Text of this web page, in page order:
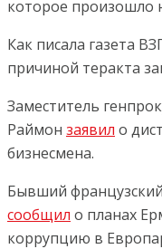
которое произошло
Как писала газета
причиной теракта
Заместитель
Раймон заявил о
бизнесмена.
Бывший
сообщил о планах
коррупцию в